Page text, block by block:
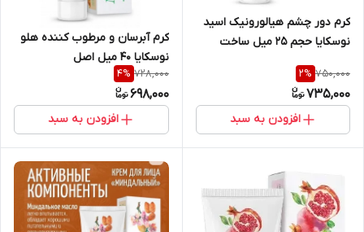
کرم دور چشم هیالورونیک اسید
نوسکایا حجم ۲۵ میل ساخت
روسیه اصل
750,000
2%
735,000
افزودن به سبد
کرم آبرسان و مرطوب کننده هلو
نوسکایا ۴۰ میل اصل
728,000
4%
698,000
افزودن به سبد